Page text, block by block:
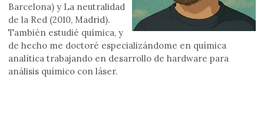
Barcelona) y La neutralidad
de la Red (2010, Madrid).
También estudié química, y
de hecho me doctoré especializándome en química
analítica trabajando en desarrollo de hardware para
análisis químico con láser.